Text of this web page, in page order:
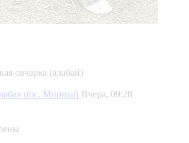
овчарка (алабай)
пос. Мирный Вчера, 09:28